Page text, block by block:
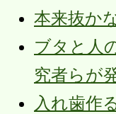
本来抜か
ブタと人
究者らが
入れ歯作